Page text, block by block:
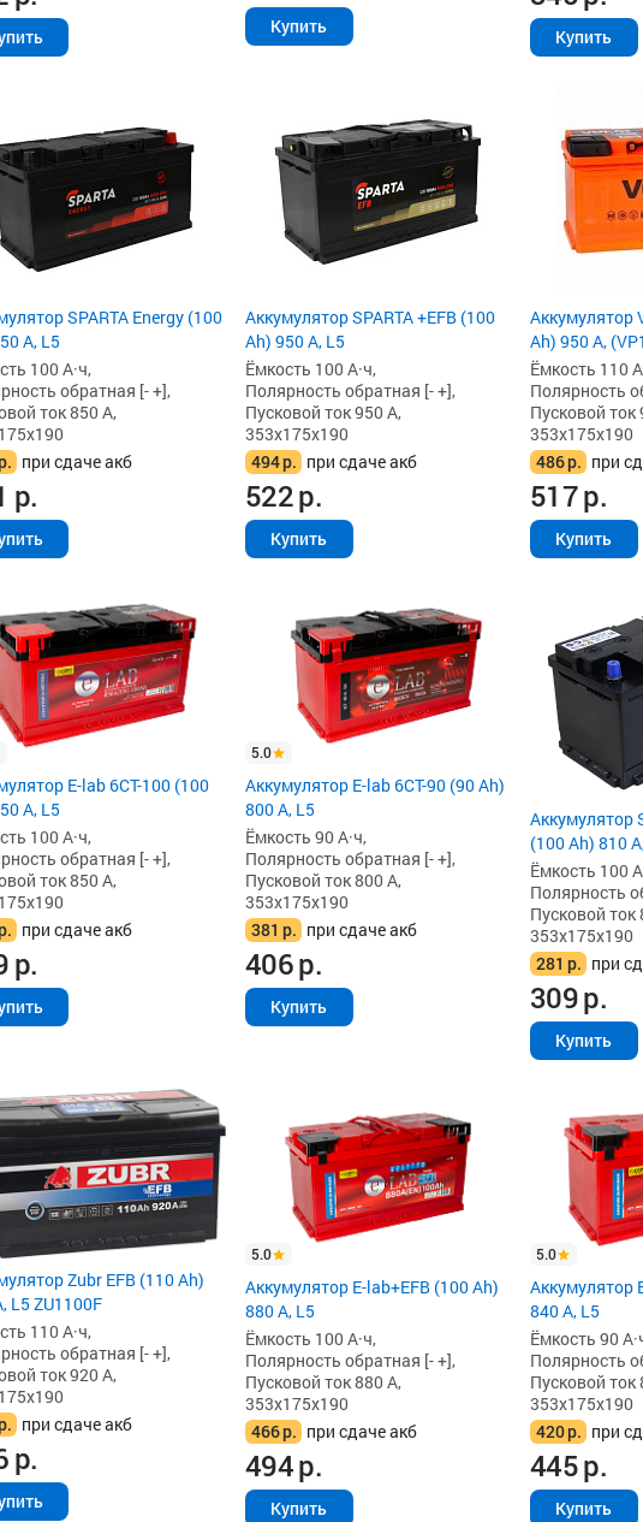
Купить Купить
SPARTA Energy (100
А, L5
100 А·ч,
обратная [- +],
ток 850 А,
при сдаче акб
р.
Аккумулятор SPARTA +EFB (100
Ah) 950 А, L5
Ёмкость 100 А·ч,
Полярность обратная [- +],
Пусковой ток 950 А,
353x175x190
494р. при сдаче акб
522р.
Купить
Аккумулятор
Ah) 950 А,
Ёмкость 110
Полярность
Пусковой ток
353x175x190
486р. при
517р.
Купить
E-lab 6СТ-100 (100
А, L5
100 А·ч,
обратная [- +],
ток 850 А,
при сдаче акб
р.
5.0
Аккумулятор E-lab 6СТ-90 (90 Ah)
800 А, L5
Ёмкость 90 А·ч,
Полярность обратная [- +],
Пусковой ток 800 А,
353x175x190
381 р. при сдаче акб
406р.
Купить
Аккумулятор
(100 Ah) 810
Ёмкость 100
Полярность
Пусковой ток
353x175x190
281 р. при
309р.
Купить
Zubr EFB (110 Ah)
L5 ZU1100F
110 А·ч,
обратная [- +],
ток 920 А,
при сдаче акб
р.
5.0
Аккумулятор E-lab+EFB (100 Ah)
880 А, L5
Ёмкость 100 А·ч,
Полярность обратная [- +],
Пусковой ток 880 А,
353x175x190
466р. при сдаче акб
494р.
Купить
5.0
Аккумулятор
840 А, L5
Ёмкость 90
Полярность
Пусковой ток
353x175x190
420р. при
445р.
Купить